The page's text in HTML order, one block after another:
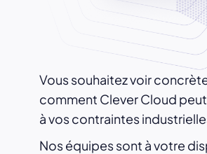
Vous souhaitez voir
comment Clever Cloud
à vos contraintes
Nos équipes sont à votre